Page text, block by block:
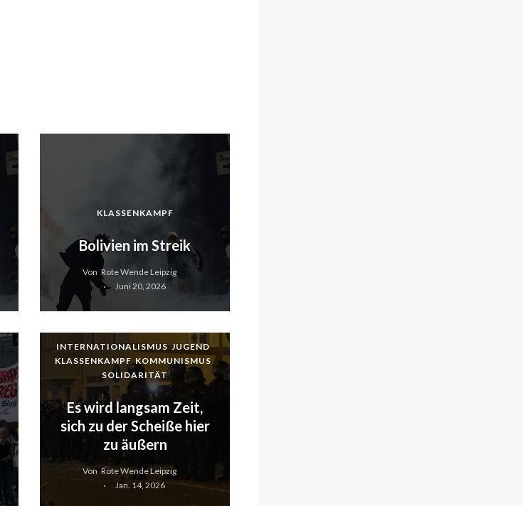
KLASSENKAMPF
Bolivien im Streik
Von Rote Wende Leipzig
Juni 20, 2026
INTERNATIONALISMUS JUGEND
KLASSENKAMPF KOMMUNISMUS
SOLIDARITÄT
Es wird langsam Zeit,
sich zu der Scheiße hier
zu äußern
Von Rote Wende Leipzig
Jan. 14, 2026